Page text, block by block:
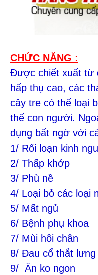
CHỨC NĂNG :
Được chiết xuất từ
hấp thụ cao, các
cây tre có thể loại
thể con người.
dụng bất ngờ với
1/ Rối loạn kinh
2/ Thấp khớp
3/ Phù nề
4/ Loại bỏ các loại
5/ Mất ngủ
6/ Bệnh phụ khoa
7/ Mùi hôi chân
8/ Đau cổ thắt lưng
9/ Ăn ko ngon